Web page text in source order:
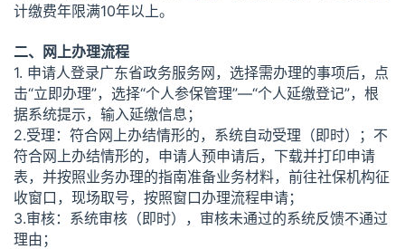
计缴费年限满10年以上。
二、网上办理流程
1. 申请人登录广东省政务服务网，选择需办理的事项后，点
击“立即办理”，选择“个人参保管理”—“个人延缴登记”，根
据系统提示，输入延缴信息；
2.受理：符合网上办结情形的，系统自动受理（即时）；不
符合网上办结情形的，申请人预申请后，下载并打印申请
表，并按照业务办理的指南准备业务材料，前往社保机构征
收窗口，现场取号，按照窗口办理流程申请；
3.审核：系统审核（即时），审核未通过的系统反馈不通过
理由；